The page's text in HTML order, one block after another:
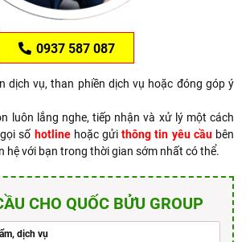
0937 587 087
dịch vụ, than phiền dịch vụ hoặc đóng góp ý
luôn lắng nghe, tiếp nhận và xử lý một cách
số hotlinehoặc gửithông tin yêu cầubên
hệ với bạn trong thời gian sớm nhất có thể.
CHO QUỐC BỬU GROUP
dịch vụ